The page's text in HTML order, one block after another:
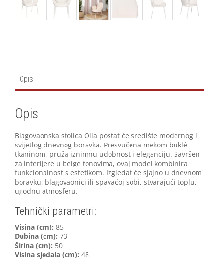
Opis
Opis
Blagovaonska stolica Olla postat će središte modernog i
svijetlog dnevnog boravka. Presvučena mekom buklé
tkaninom, pruža iznimnu udobnost i eleganciju. Savršen
za interijere u beige tonovima, ovaj model kombinira
funkcionalnost s estetikom. Izgledat će sjajno u dnevnom
boravku, blagovaonici ili spavaćoj sobi, stvarajući toplu,
ugodnu atmosferu.
Tehnički parametri:
Visina (cm): 85
Dubina (cm): 73
Širina (cm): 50
Visina sjedala (cm): 48